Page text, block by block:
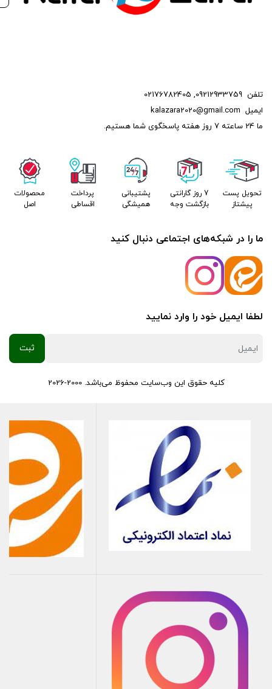
تلفن 09212933759
,
02176782405
ایمیل kalazara2020@gmail.com
ما 24 ساعته 7 روز هفته پاسخگوی شما هستیم.
تحویل پست
پیشتاز
7 روز گارانتی
بازگشت وجه
پشتیبانی
همیشگی
پرداخت
اقساطی
محصولات
اصل
ما را در شبکه‌های اجتماعی دنبال کنید
لطفا ایمیل خود را وارد نمایید
کلیه حقوق این وب‌سایت محفوظ می‌باشد. 2000-2026